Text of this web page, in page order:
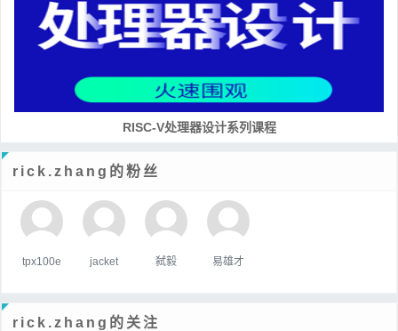
RISC-V处理器设计系列课程
rick.zhang的粉丝
tpx100e jacket 弑毅 易雄才
rick.zhang的关注